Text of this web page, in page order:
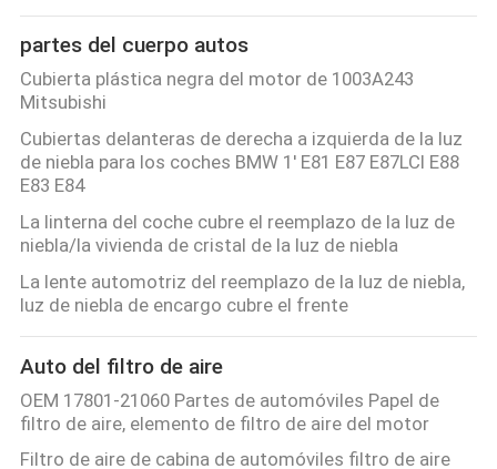
partes del cuerpo autos
Cubierta plástica negra del motor de 1003A243
Mitsubishi
Cubiertas delanteras de derecha a izquierda de la luz
de niebla para los coches BMW 1' E81 E87 E87LCI E88
E83 E84
La linterna del coche cubre el reemplazo de la luz de
niebla/la vivienda de cristal de la luz de niebla
La lente automotriz del reemplazo de la luz de niebla,
luz de niebla de encargo cubre el frente
Auto del filtro de aire
OEM 17801-21060 Partes de automóviles Papel de
filtro de aire, elemento de filtro de aire del motor
Filtro de aire de cabina de automóviles filtro de aire